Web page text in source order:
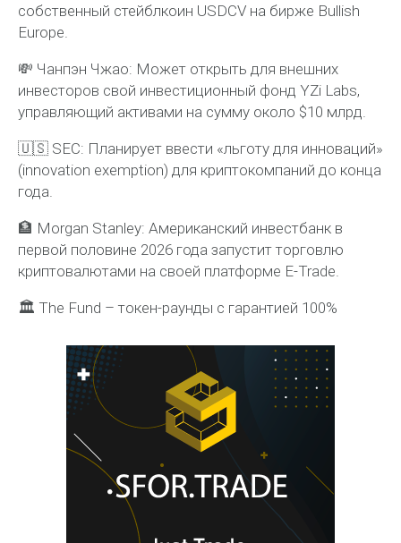
собственный стейблкоин USDCV на бирже Bullish
Europe.
💸 Чанпэн Чжао: Может открыть для внешних
инвесторов свой инвестиционный фонд YZi Labs,
управляющий активами на сумму около $10 млрд.
🇺🇸 SEC: Планирует ввести «льготу для инноваций»
(innovation exemption) для криптокомпаний до конца
года.
🏦 Morgan Stanley: Американский инвестбанк в
первой половине 2026 года запустит торговлю
криптовалютами на своей платформе E-Trade.
🏛 The Fund – токен-раунды с гарантией 100%